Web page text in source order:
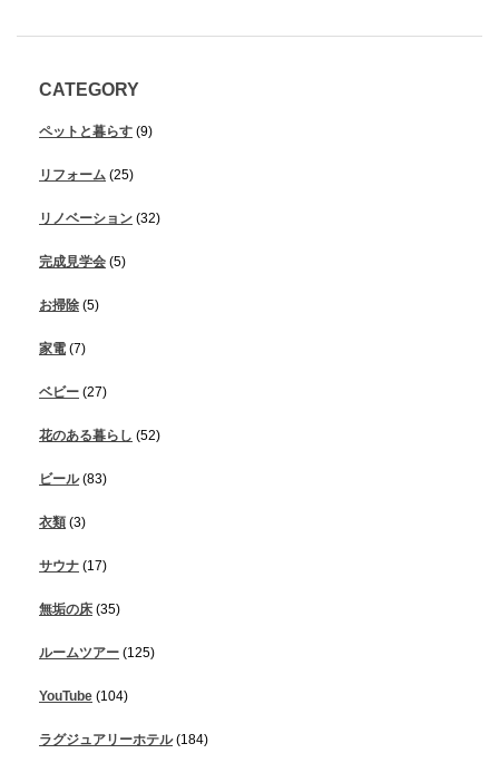
CATEGORY
ペットと暮らす (9)
リフォーム (25)
リノベーション (32)
完成見学会 (5)
お掃除 (5)
家電 (7)
ベビー (27)
花のある暮らし (52)
ビール(83)
衣類 (3)
サウナ (17)
無垢の床 (35)
ルームツアー (125)
YouTube (104)
ラグジュアリーホテル(184)